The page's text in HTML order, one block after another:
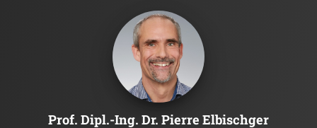
Prof. Dipl.-Ing. Dr. Pierre Elbischger